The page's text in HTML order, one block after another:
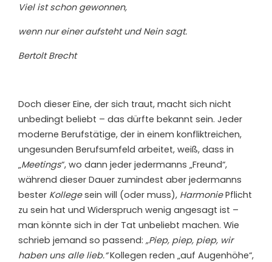
Viel ist schon gewonnen,
wenn nur einer aufsteht und Nein sagt.
Bertolt Brecht
Doch dieser Eine, der sich traut, macht sich nicht
unbedingt beliebt – das dürfte bekannt sein. Jeder
moderne Berufstätige, der in einem konfliktreichen,
ungesunden Berufsumfeld arbeitet, weiß, dass in
„Meetings“, wo dann jeder jedermanns „Freund“,
während dieser Dauer zumindest aber jedermanns
bester Kollegesein will (oder muss), HarmoniePflicht
zu sein hat und Widerspruch wenig angesagt ist –
man könnte sich in der Tat unbeliebt machen. Wie
schrieb jemand so passend: „Piep, piep, piep, wir
haben uns alle lieb.“Kollegen reden „auf Augenhöhe“,